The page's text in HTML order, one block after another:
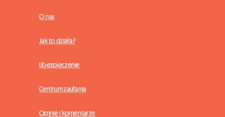
O nas
Jak to działa?
Ubezpieczenie
Centrum zaufania
Opinie i komentarze